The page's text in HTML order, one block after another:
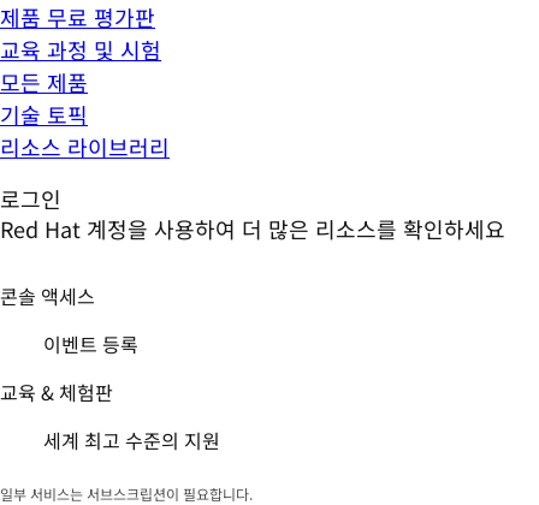
제품 무료 평가판
교육 과정 및 시험
모든 제품
기술 토픽
리소스 라이브러리
로그인
Red Hat 계정을 사용하여 더 많은 리소스를 확인하세요
콘솔 액세스
이벤트 등록
교육 & 체험판
세계 최고 수준의 지원
일부 서비스는 서브스크립션이 필요합니다.